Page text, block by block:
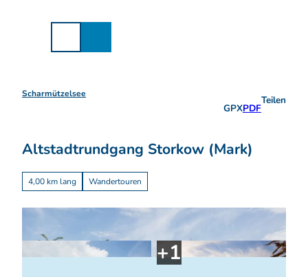
Scharmützelsee
GPXPDF
Teilen
Altstadtrundgang Storkow (Mark)
4,00 km lang Wandertouren